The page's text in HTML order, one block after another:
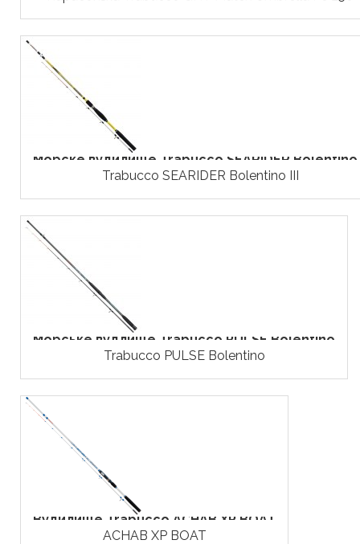
Морске вудилище Trabucco SEARIDER
Trabucco SEARIDER Bolentino III
Морське вудлище Trabucco PULSE Bolentino
Trabucco PULSE Bolentino
Вудилище Trabucco ACHAB XP BOAT
ACHAB XP BOAT